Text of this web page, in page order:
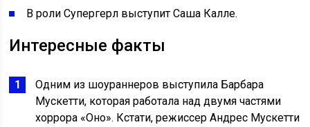
В роли Супергерл выступит Саша Калле.
Интересные факты
Одним из шоураннеров выступила Барбара
Мускетти, которая работала над двумя частями
хоррора «Оно». Кстати, режиссер Андрес Мускетти